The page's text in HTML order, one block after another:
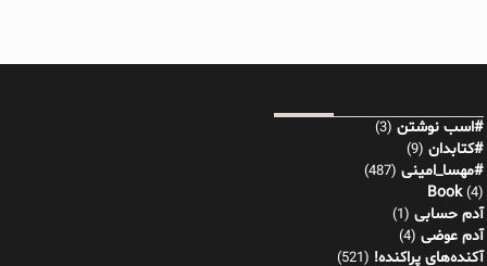
#اسب نوشتن (3)
#کتابدان (9)
#مهسا_امینی (487)
Book(4)
آدم حسابی (1)
آدم عوضی (4)
آکنده‌های پراکنده! (521)